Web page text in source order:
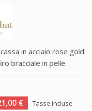
in acciaio rose gold
bracciale in pelle
€ Tasse incluse